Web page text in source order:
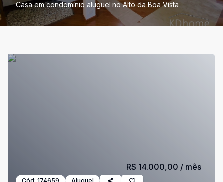
Casa em condomínio aluguel no Alto da Boa Vista
Cód: 174659 Aluguel
R$ 14.000,00 / mês